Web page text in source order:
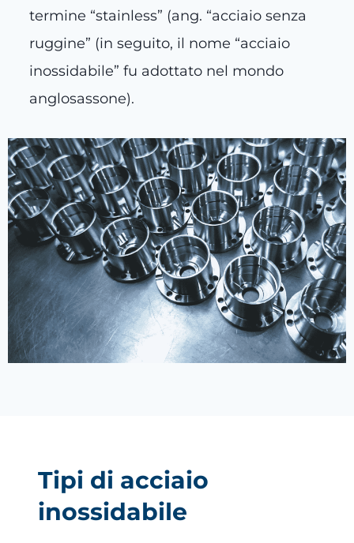
termine “stainless” (ang. “acciaio senza
ruggine” (in seguito, il nome “acciaio
inossidabile” fu adottato nel mondo
anglosassone).
Tipi di acciaio
inossidabile